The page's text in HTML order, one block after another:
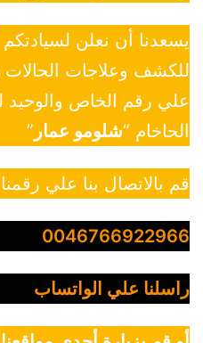
يسعدنا أن نعلن لسيادتكم
للكشف وعلاجات الحالات
علي رقم الخاص والوحيد
الحاخام “شلومو عمار ”
قم بالاتصال بنا علي
0046766922966
راسلنا علي الواتساب